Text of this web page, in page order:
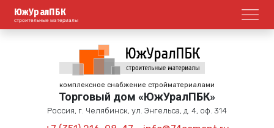
ЮжУралПБК
строительные материалы
комплексное снабжение стройматериалами
Торговый дом «ЮжУралПБК»
Россия, г. Челябинск, ул. Энгельса, д. 4, оф. 314